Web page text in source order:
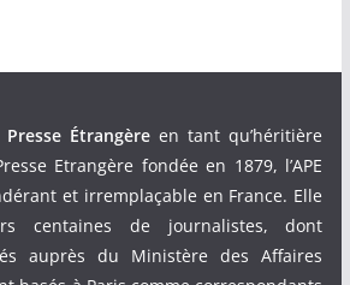
Presse Étrangèreen tant qu’héritière
Etrangère fondée en 1879, l’APE
et irremplaçable en France. Elle
centaines de journalistes, dont
auprès du Ministère des Affaires